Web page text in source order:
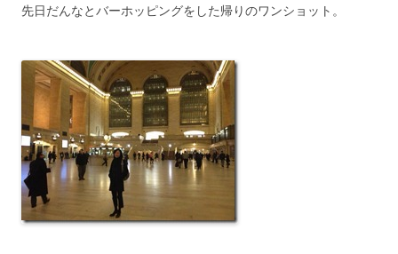
先日だんなとバーホッピングをした帰りのワンショット。